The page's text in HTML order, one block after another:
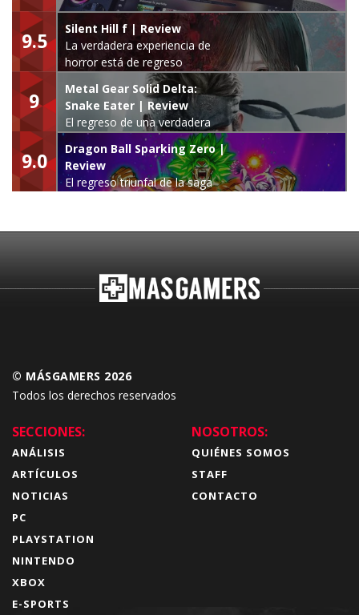
9.5
Silent Hill f | Review
La verdadera experiencia de
horror está de regreso
9
Metal Gear Solid Delta:
Snake Eater | Review
El regreso de una verdadera
leyenda
9.0
Dragon Ball Sparking Zero |
Review
El regreso triunfal de la saga
© MÁSGAMERS 2026
Todos los derechos reservados
SECCIONES:
ANÁLISIS
ARTÍCULOS
NOTICIAS
PC
PLAYSTATION
NINTENDO
XBOX
E-SPORTS
NOSOTROS:
QUIÉNES SOMOS
STAFF
CONTACTO